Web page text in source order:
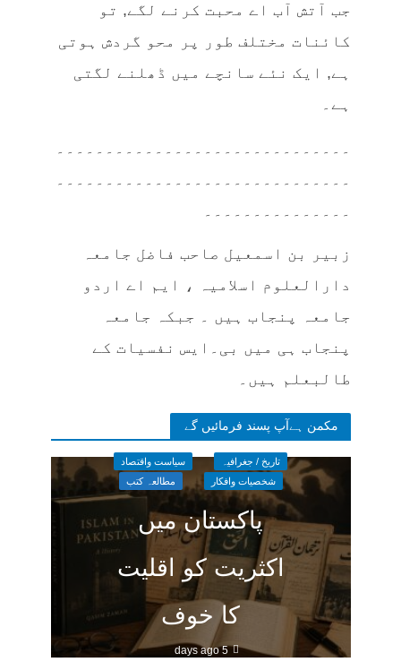
جب آتش آب اے محبت کرنے لگے, تو
کائنات مختلف طور پر محو گردش ہوتی
ہے, ایک نئے سانچے میں ڈھلنے لگتی
ہے۔
زبیر بن اسمعیل صاحب فاضل جامعہ
دارالعلوم اسلامیہ ، ایم اے اردو
جامعہ پنجاب ہیں ۔ جبکہ جامعہ
پنجاب ہی میں بی۔ایس نفسیات کے
طالبعلم ہیں۔
مکمن ہےآپ پسند فرمائیں گے
تاریخ / جغرافیہ
سیاست واقتصاد
شخصیات وافکار
مطالعہ کتب
پاکستان میں
اکثریت کو اقلیت
کا خوف
5 days ago